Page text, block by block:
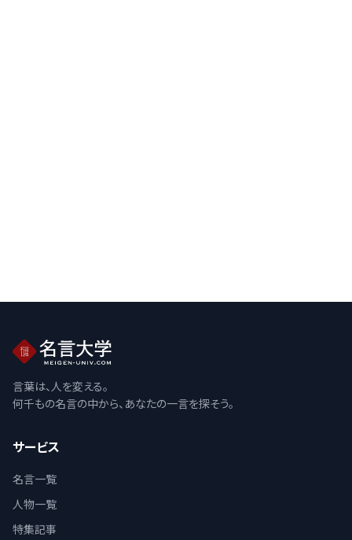
言葉は、人を変える。
何千もの名言の中から、あなたの一言を探そう。
サービス
名言一覧
人物一覧
特集記事